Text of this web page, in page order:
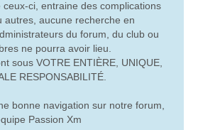
ci, entraine des complications
autres, aucune recherche en
du forum, du club ou
ne pourra avoir lieu.
sous VOTRE ENTIÈRE, UNIQUE,
RESPONSABILITÉ.
bonne navigation sur notre forum,
Passion Xm